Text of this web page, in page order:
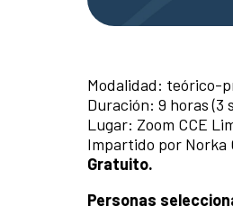
Modalidad: teórico-
Duración: 9 horas (3
Lugar: Zoom CCE
Impartido por Norka
Gratuito.
Personas